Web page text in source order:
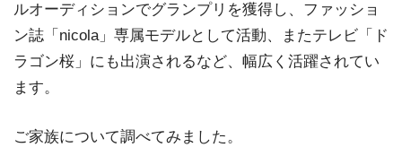
ルオーディションでグランプリを獲得し、ファッショ
ン誌「nicola」専属モデルとして活動、またテレビ「ド
ラゴン桜」にも出演されるなど、幅広く活躍されてい
ます。
ご家族について調べてみました。